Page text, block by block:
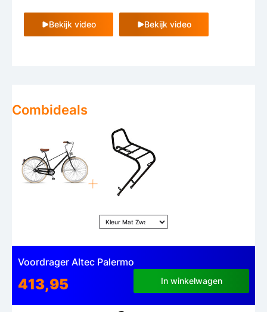
Combideals
Voordrager Altec Palermo
413,95 In winkelwagen
Bekijk video Bekijk video